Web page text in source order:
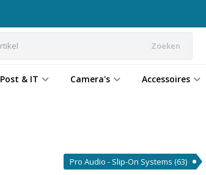
Zoeken
Post & IT Camera's Accessoires
Pro Audio - Slip-On Systems (63)